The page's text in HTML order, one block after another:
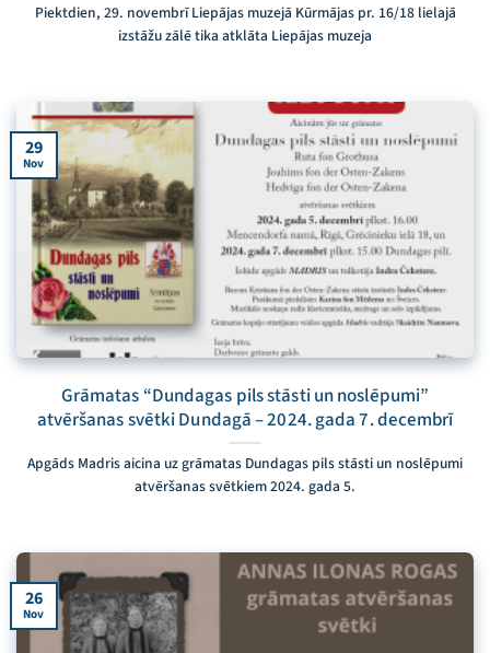
Piektdien, 29. novembrī Liepājas muzejā Kūrmājas pr. 16/18 lielajā
izstāžu zālē tika atklāta Liepājas muzeja
Grāmatas “Dundagas pils stāsti un noslēpumi”
atvēršanas svētki Dundagā – 2024. gada 7. decembrī
Apgāds Madris aicina uz grāmatas Dundagas pils stāsti un noslēpumi
atvēršanas svētkiem 2024. gada 5.
29
Nov
26
Nov